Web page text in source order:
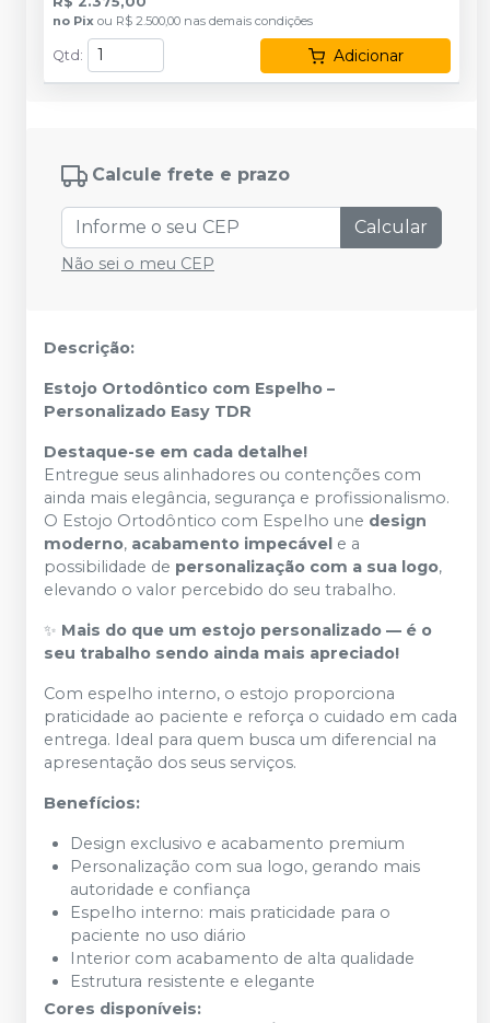
no Pix ou R$ 2.500,00 nas demais condições
Qtd: Adicionar
Calcule frete e prazo
Calcular
Não sei o meu CEP
Descrição:
Estojo Ortodôntico com Espelho –
Personalizado Easy TDR
Destaque-se em cada detalhe!
Entregue seus alinhadores ou contenções com
ainda mais elegância, segurança e profissionalismo.
O Estojo Ortodôntico com Espelho une design
moderno, acabamento impecável e a
possibilidade de personalização com a sua logo,
elevando o valor percebido do seu trabalho.
✨ Mais do que um estojo personalizado — é o
seu trabalho sendo ainda mais apreciado!
Com espelho interno, o estojo proporciona
praticidade ao paciente e reforça o cuidado em cada
entrega. Ideal para quem busca um diferencial na
apresentação dos seus serviços.
Benefícios:
Design exclusivo e acabamento premium
Personalização com sua logo, gerando mais
autoridade e confiança
Espelho interno: mais praticidade para o
paciente no uso diário
Interior com acabamento de alta qualidade
Estrutura resistente e elegante
Cores disponíveis: